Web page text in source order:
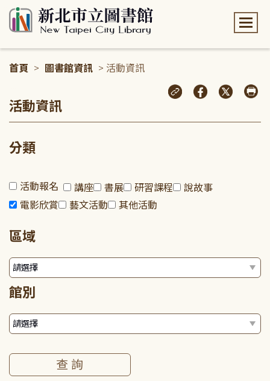
首頁 > 圖書館資訊 > 活動資訊
活動資訊
分類
活動報名 講座 書展 研習課程
說故事
電影欣賞
藝文活動 其他活動
區域
館別